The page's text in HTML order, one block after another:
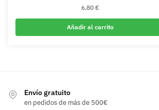
6,80 €
Añadir al carrito
Envío gratuito
en pedidos de más de 500€